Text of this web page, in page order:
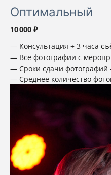
Оптимальный
10 000 ₽
Консультация + 3 часа
Все фотографии с
Сроки сдачи
Среднее количество